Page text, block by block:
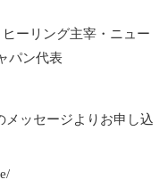
ーリング主宰・ニュー
パン代表
メッセージよりお申し込